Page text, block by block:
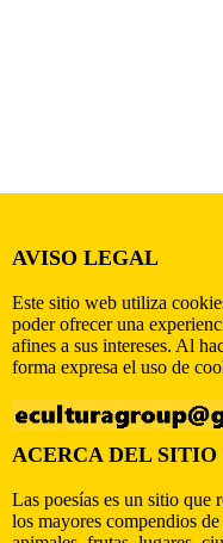
AVISO LEGAL
Este sitio web utiliza
poder ofrecer una
afines a sus intereses. Al
forma expresa el uso de
ACERCA DEL SITIO
Las poesías es un sitio que
los mayores compendios